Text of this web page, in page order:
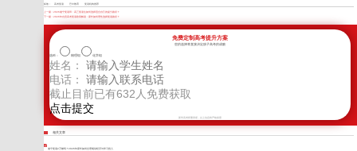
标签： 高考复读 巴中教育 复读机构推荐
上一篇： 2026遂宁复读班：高三复读生如何选择适合自己的提分路径？
下一篇：
2026年自贡高考复读政策解读：家长如何理性选择复读路径？
免费定制高考提升方案
您的选择将直接决定孩子高考的成败
选科： 物理组 化学组
姓名：
电话：
截止目前已有632 人免费获取
新学高考郑重承诺，以上信息将严格保密
相关文章
遂宁复读2万够吗？2026年家长如何合理规划经济与学习投入